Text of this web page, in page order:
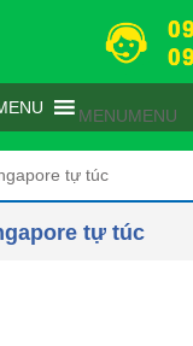
MENUMENU
tự túc
tự túc